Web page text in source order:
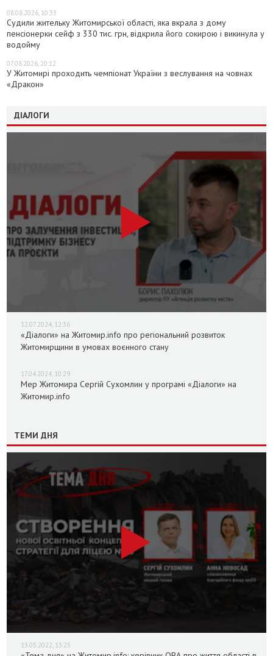
08.08.2026, 10:33
Судили жительку Житомирської області, яка вкрала з дому
пенсіонерки сейф з 330 тис. грн, відкрила його сокирою і викинула у
водойму
07.08.2026, 20:12
У Житомирі проходить чемпіонат України з веслування на човнах
«Дракон»
ДІАЛОГИ
12.07.2024, 12:36
«Діалоги» на Житомир.info про регіональний розвиток
Житомирщини в умовах воєнного стану
17.04.2024, 10:29
Мер Житомира Сергій Сухомлин у програмі «Діалоги» на
Житомир.info
ТЕМИ ДНЯ
13.05.2022, 13:25